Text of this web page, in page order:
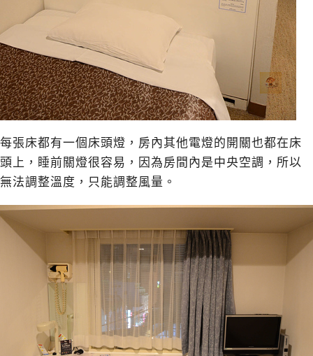
每張床都有一個床頭燈，房內其他電燈的開關也都在床
頭上，睡前關燈很容易，因為房間內是中央空調，所以
無法調整溫度，只能調整風量。